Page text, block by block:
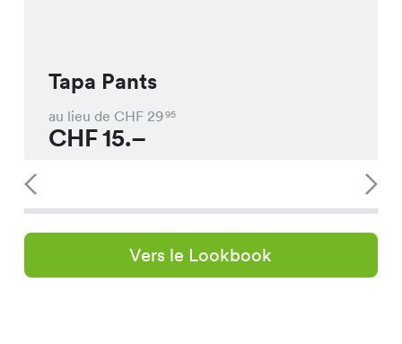
Tapa Pants
au lieu de CHF 2995
CHF15.–
Vers le Lookbook